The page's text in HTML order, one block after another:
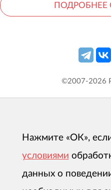
©2007-2026
Нажмите «ОК»,
условиями
данных о